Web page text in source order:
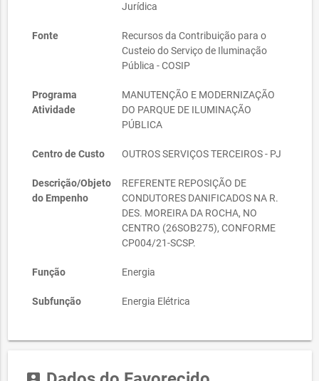
Jurídica
Fonte
Recursos da Contribuição para o
Custeio do Serviço de Iluminação
Pública - COSIP
Programa
Atividade
MANUTENÇÃO E MODERNIZAÇÃO
DO PARQUE DE ILUMINAÇÃO
PÚBLICA
Centro de Custo OUTROS SERVIÇOS TERCEIROS - PJ
Descrição/Objeto
do Empenho
REFERENTE REPOSIÇÃO DE
CONDUTORES DANIFICADOS NA R.
DES. MOREIRA DA ROCHA, NO
CENTRO (26SOB275), CONFORME
CP004/21-SCSP.
Função Energia
Subfunção Energia Elétrica